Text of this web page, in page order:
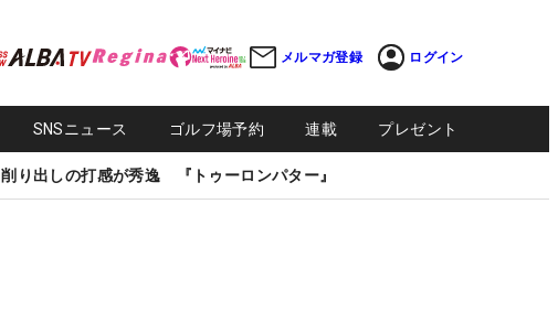
メルマガ登録 ログイン
SNSニュース ゴルフ場予約 連載 プレゼント
削り出しの打感が秀逸 『トゥーロンパター』